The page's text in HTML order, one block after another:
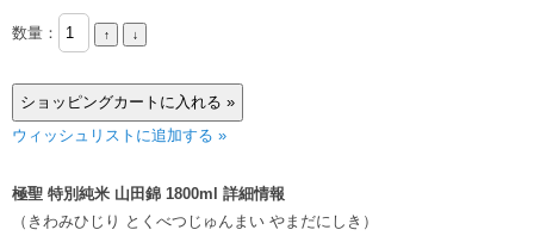
数量：
ウィッシュリストに追加する »
極聖 特別純米 山田錦 1800ml 詳細情報
（きわみひじり とくべつじゅんまい やまだにしき）